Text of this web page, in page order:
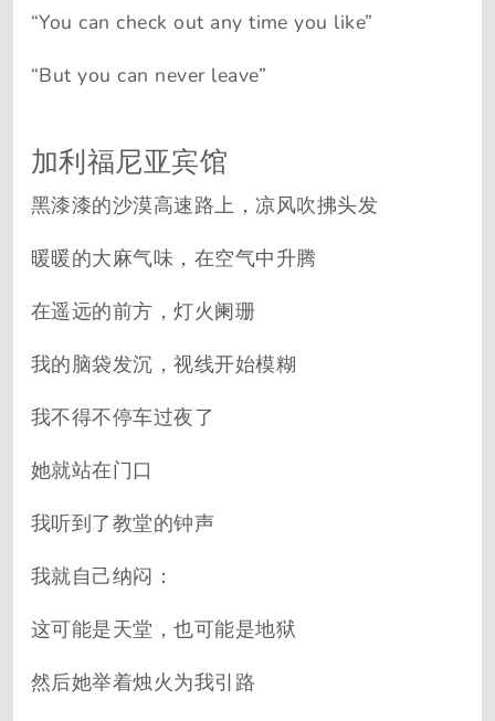
“You can check out any time you like”
“But you can never leave”
加利福尼亚宾馆
黑漆漆的沙漠高速路上，凉风吹拂头发
暖暖的大麻气味，在空气中升腾
在遥远的前方，灯火阑珊
我的脑袋发沉，视线开始模糊
我不得不停车过夜了
她就站在门口
我听到了教堂的钟声
我就自己纳闷：
这可能是天堂，也可能是地狱
然后她举着烛火为我引路